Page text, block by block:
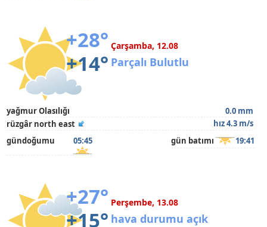
+28°
+14°
Çarşamba, 12.08
Parçalı Bulutlu
yağmur Olasılığı
0.0 mm
rüzgâr north east
hız 4.3 m/s
gündoğumu
05:45 gün batımı 19:41
+27°
+15°
Perşembe, 13.08
hava durumu açık